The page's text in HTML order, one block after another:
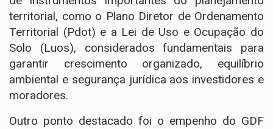
territorial, como o Plano Diretor de Ordenamento
Territorial (Pdot) e a Lei de Uso e Ocupação do
Solo (Luos), considerados fundamentais para
garantir crescimento organizado, equilíbrio
ambiental e segurança jurídica aos investidores e
moradores.
Outro ponto destacado foi o empenho do GDF